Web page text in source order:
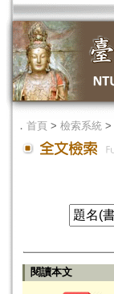
． 首頁 > 檢索系統 >
閱讀本文